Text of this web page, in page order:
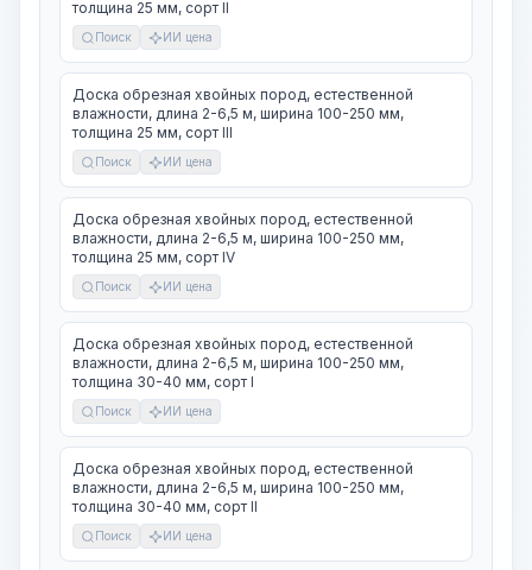
толщина 25 мм, сорт II
Поиск ИИ цена
Доска обрезная хвойных пород, естественной
влажности, длина 2-6,5 м, ширина 100-250 мм,
толщина 25 мм, сорт III
Поиск ИИ цена
Доска обрезная хвойных пород, естественной
влажности, длина 2-6,5 м, ширина 100-250 мм,
толщина 25 мм, сорт IV
Поиск ИИ цена
Доска обрезная хвойных пород, естественной
влажности, длина 2-6,5 м, ширина 100-250 мм,
толщина 30-40 мм, сорт I
Поиск ИИ цена
Доска обрезная хвойных пород, естественной
влажности, длина 2-6,5 м, ширина 100-250 мм,
толщина 30-40 мм, сорт II
Поиск ИИ цена